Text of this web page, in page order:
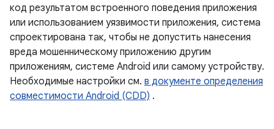
код результатом встроенного поведения приложения
или использованием уязвимости приложения, система
спроектирована так, чтобы не допустить нанесения
вреда мошенническому приложению другим
приложениям, системе Android или самому устройству.
Необходимые настройки см. в документе определения
совместимости Android (CDD) .